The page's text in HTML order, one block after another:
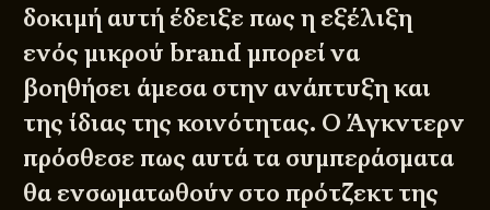
δοκιμή αυτή έδειξε πως η εξέλιξη
ενός μικρού brand μπορεί να
βοηθήσει άμεσα στην ανάπτυξη και
της ίδιας της κοινότητας. Ο Άγκντερν
πρόσθεσε πως αυτά τα συμπεράσματα
θα ενσωματωθούν στο πρότζεκτ της